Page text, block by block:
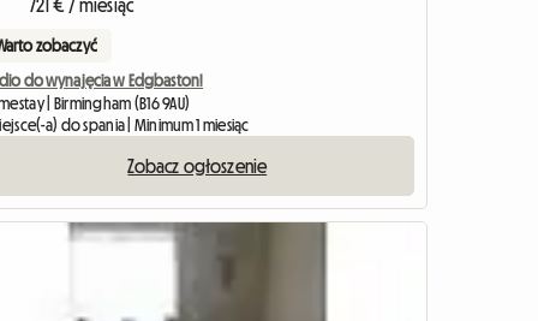
721 € / miesiąc
zobaczyć
do wynajęcia w Edgbaston!
| Birmingham (B16 9AU)
a) do spania | Minimum 1 miesiąc
Zobacz ogłoszenie